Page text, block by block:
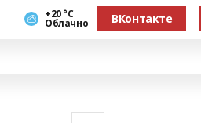
+20 °С
Облачно ВКонтакте